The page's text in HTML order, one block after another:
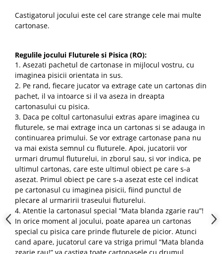
Castigatorul jocului este cel care strange cele mai multe
cartonase.
Regulile jocului Fluturele si Pisica (RO):
1. Asezati pachetul de cartonase in mijlocul vostru, cu
imaginea pisicii orientata in sus.
2. Pe rand, fiecare jucator va extrage cate un cartonas din
pachet, il va intoarce si il va aseza in dreapta
cartonasului cu pisica.
3. Daca pe coltul cartonasului extras apare imaginea cu
fluturele, se mai extrage inca un cartonas si se adauga in
continuarea primului. Se vor extrage cartonase pana nu
va mai exista semnul cu fluturele. Apoi, jucatorii vor
urmari drumul fluturelui, in zborul sau, si vor indica, pe
ultimul cartonas, care este ultimul obiect pe care s-a
asezat. Primul obiect pe care s-a asezat este cel indicat
pe cartonasul cu imaginea pisicii, fiind punctul de
plecare al urmaririi traseului fluturelui.
4. Atentie la cartonasul special “Mata blanda zgarie rau”!
In orice moment al jocului, poate aparea un cartonas
special cu pisica care prinde fluturele de picior. Atunci
cand apare, jucatorul care va striga primul “Mata blanda